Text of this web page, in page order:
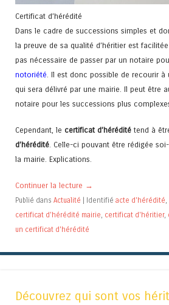
Certificat d’hérédité
Dans le cadre de successions simples et
la preuve de sa qualité d’héritier est
pas nécessaire de passer par un notaire
notoriété . Il est donc possible de recourir à
qui sera délivré par une mairie. Il peut être
notaire pour les successions plus
Cependant, le certificat d’hérédité tend à
d’hérédité. Celle-ci pouvant être rédigée
la mairie. Explications.
Continuer la lecture →
Publié dans Actualité Identifié acte d'hérédité,
certificat d'hérédité mairie, certificat d'héritier,
un certificat d'hérédité
Découvrez qui sont vos